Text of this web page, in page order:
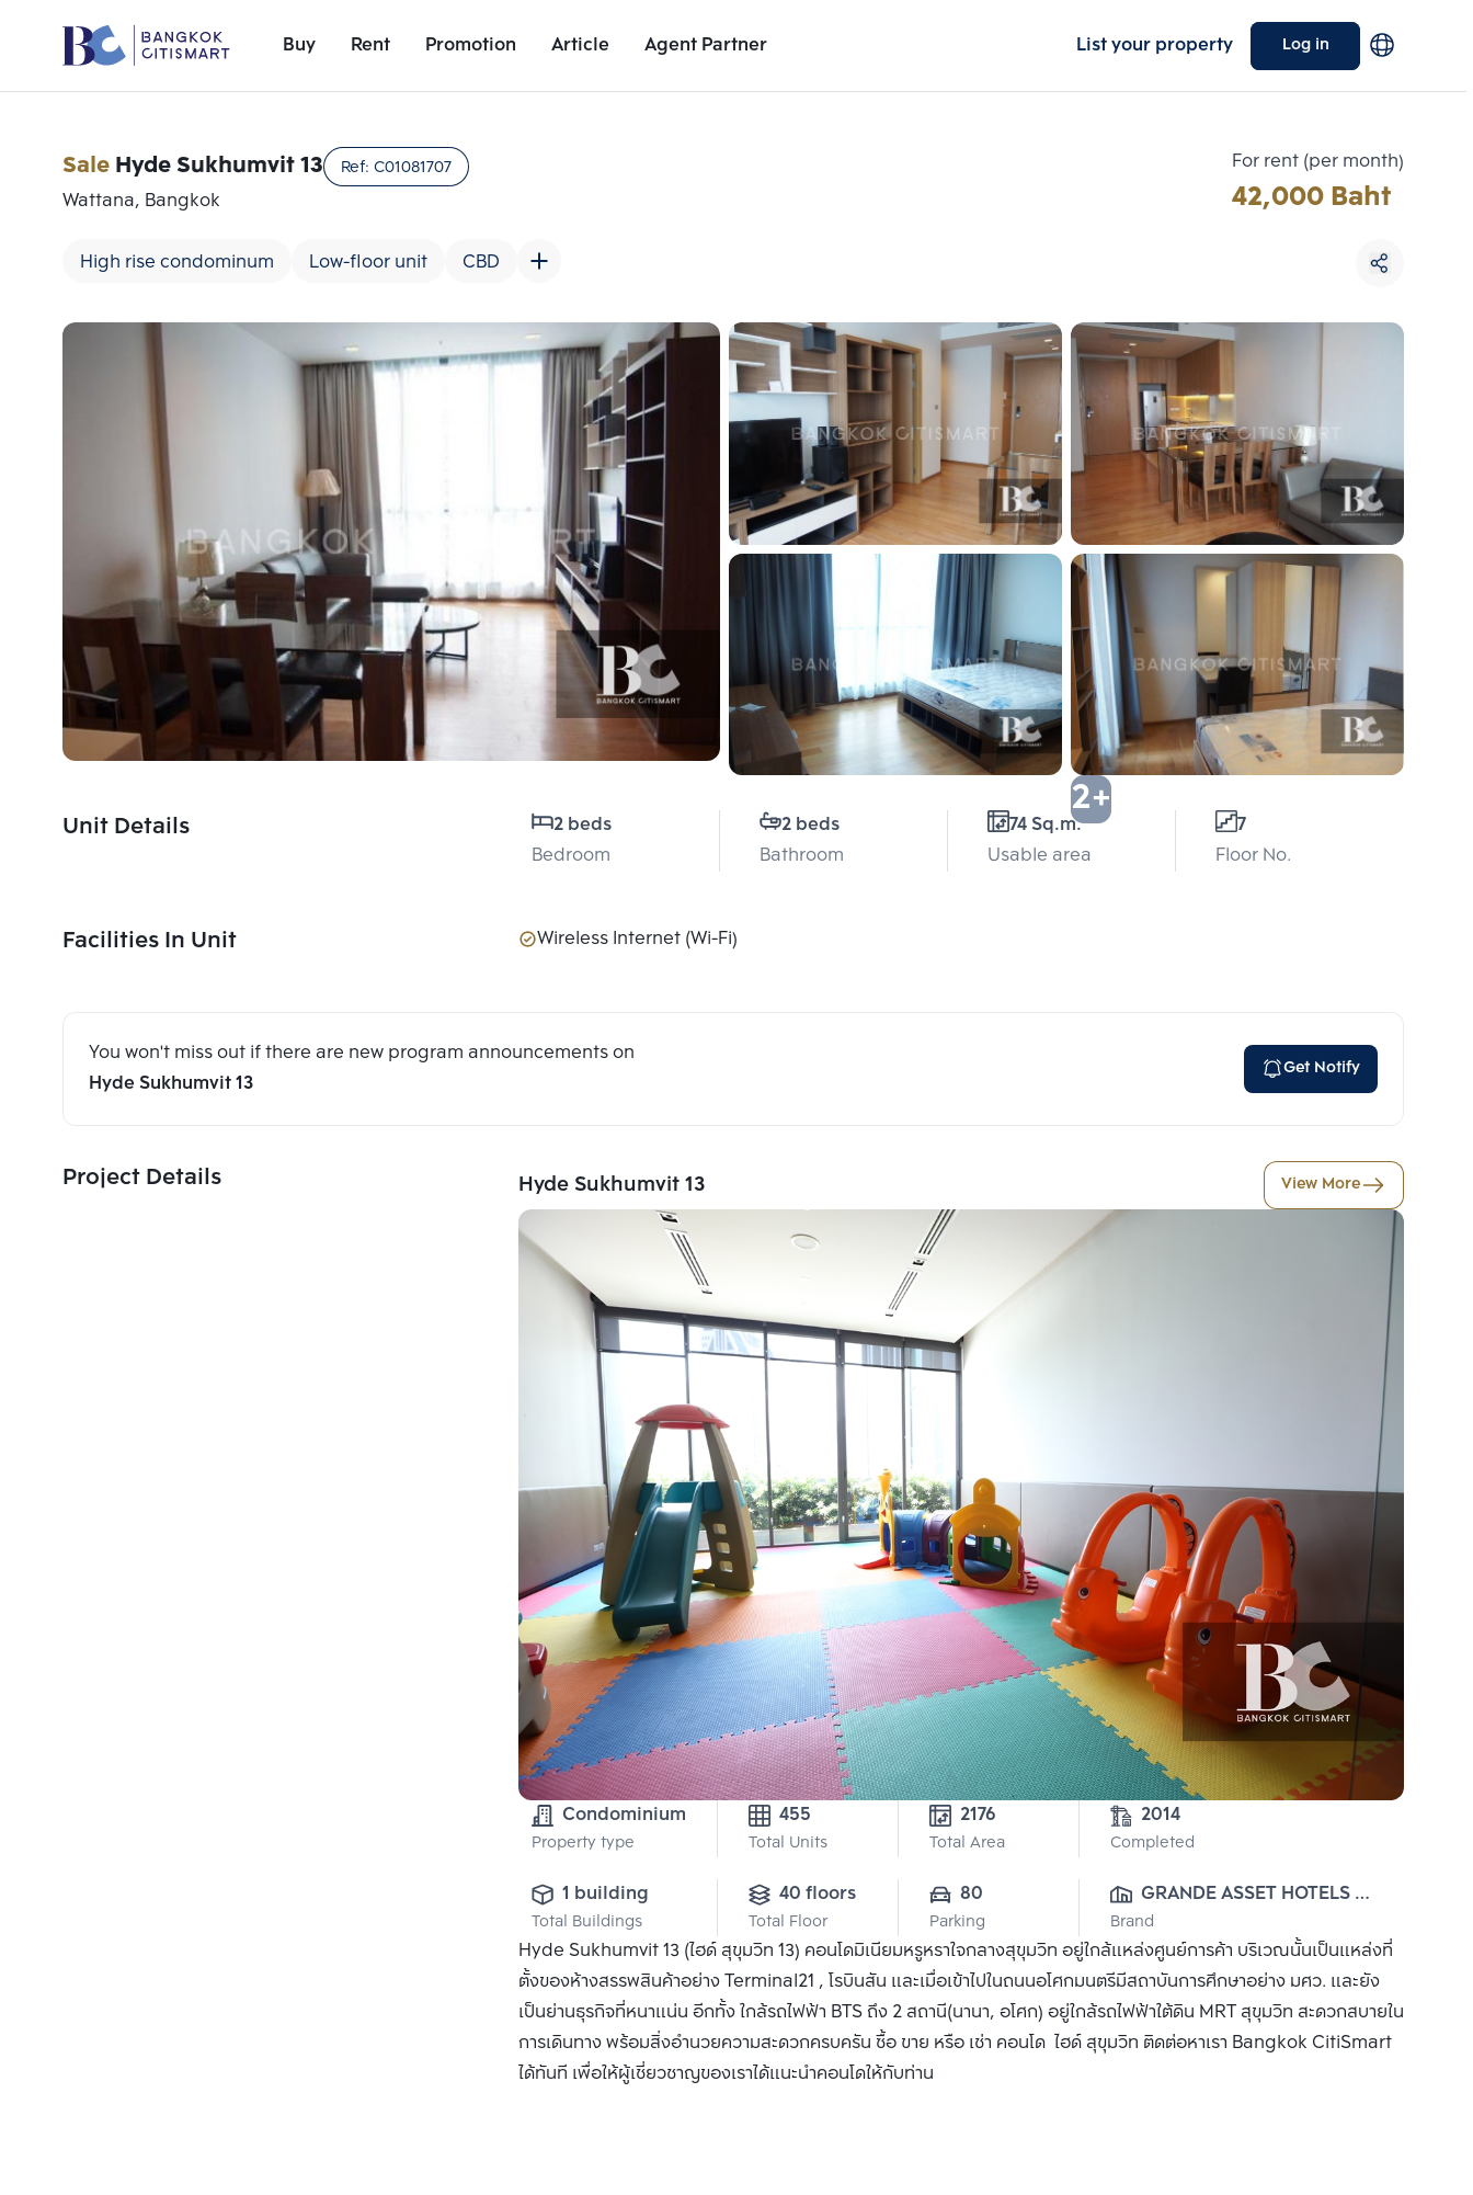
Buy Rent Promotion Article Agent Partner List your property Log in
Unit Details
SaleHyde Sukhumvit 13 Ref: C01081707
Wattana, Bangkok
High rise condominum Low-floor unit CBD
For rent (per month)
42,000 Baht
2+
Unit Details
2 beds
Bedroom
2 beds
Bathroom
74 Sq.m.
Usable area
7
Floor No.
Facilities In Unit Wireless Internet (Wi-Fi)
You won't miss out if there are new program announcements on
Hyde Sukhumvit 13
Get Notify
Project Details Hyde Sukhumvit 13 View More
Condominium
Property type
455
Total Units
2176
Total Area
2014
Completed
1 building
Total Buildings
40 floors
Total Floor
80
Parking
GRANDE ASSET HOTELS
AND PROPERTY PUBLIC
CO., LTD.
Brand
Hyde Sukhumvit 13 (ไฮด์ สุขุมวิท 13) คอนโดมิเนียมหรูหราใจกลางสุขุมวิท อยู่ใกล้แหล่งศูนย์การค้า บริเวณนั้นเป็นแหล่งที่
ตั้งของห้างสรรพสินค้าอย่าง Terminal21 , โรบินสัน และเมื่อเข้าไปในถนนอโศกมนตรีมีสถาบันการศึกษาอย่าง มศว. และยัง
เป็นย่านธุรกิจที่หนาแน่น อีกทั้ง ใกล้รถไฟฟ้า BTS ถึง 2 สถานี(นานา, อโศก) อยู่ใกล้รถไฟฟ้าใต้ดิน MRT สุขุมวิท สะดวกสบายใน
การเดินทาง พร้อมสิ่งอำนวยความสะดวกครบครัน ซื้อ ขาย หรือ เช่า คอนโด ไฮด์ สุขุมวิท ติดต่อหาเรา Bangkok CitiSmart
ได้ทันที เพื่อให้ผู้เชี่ยวชาญของเราได้แนะนำคอนโดให้กับท่าน
Add comparative units
Add comparative units
Number 2
Add comparative units
Number 3
Choose comparative unit
Maximum 3 units
Compare
Clear all